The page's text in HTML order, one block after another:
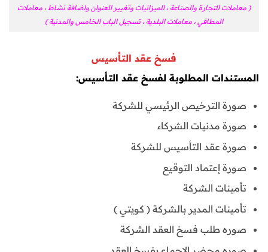
( معاملات التجارة والصناعة ، الميزانيات وتغيير العنوان واضافة نشاط ، معاملات
المطافي ، معاملات البلدية ، تسجيل الباب الخامس والمدنية )
فسخ عقد التأسيس
المستندات المطلوبة لفسخ عقد التأسيس:
صورة الترخيص الرئيسي للشركة
صورة مدنيات الشركاء
صورة عقد التأسيس للشركة
صورة إعتماد التوقيع
تأمينات الشركة
تأمينات المدير بالشركة ( كويتي )
صوره طلب فسخ العقد الشركة